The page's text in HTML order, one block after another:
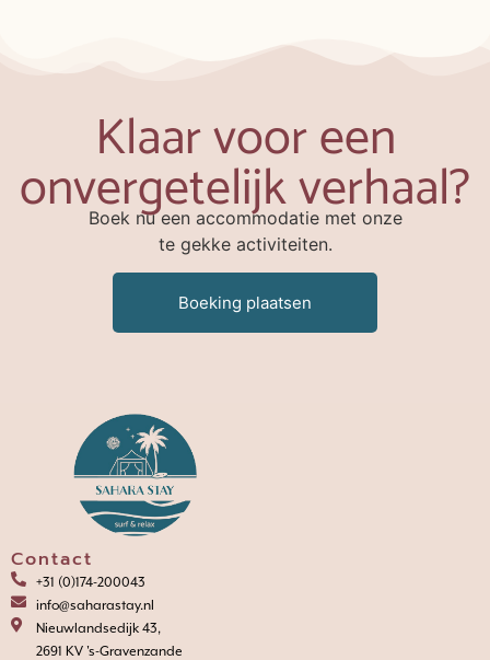
Klaar voor een
onvergetelijk verhaal?
Boek nu een accommodatie met onze
te gekke activiteiten.
Boeking plaatsen
Contact
+31 (0)174-200043
info@saharastay.nl
Nieuwlandsedijk 43,
2691 KV 's-Gravenzande